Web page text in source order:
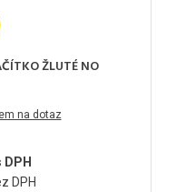
ŽLUTÉ NO
na dotaz
DPH
DPH